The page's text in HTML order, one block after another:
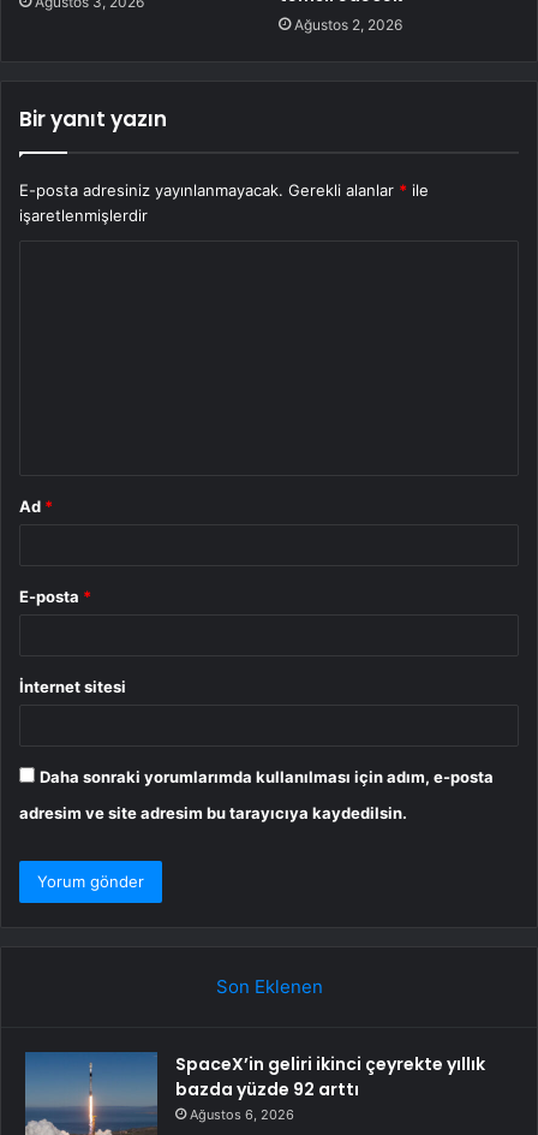
Ağustos 2, 2026
Bir yanıt yazın
E-posta adresiniz yayınlanmayacak. Gerekli alanlar * ile
işaretlenmişlerdir
Ad *
E-posta *
İnternet sitesi
Daha sonraki yorumlarımda kullanılması için adım, e-posta
adresim ve site adresim bu tarayıcıya kaydedilsin.
Son Eklenen
SpaceX’in geliri ikinci çeyrekte yıllık
bazda yüzde 92 arttı
Ağustos 6, 2026